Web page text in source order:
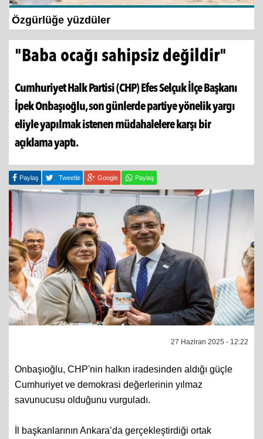
yüzdüler
"Baba ocağı sahipsiz değildir"
Cumhuriyet Halk Partisi (CHP) Efes Selçuk İlçe Başkanı
İpek Onbaşıoğlu, son günlerde partiye yönelik yargı
eliyle yapılmak istenen müdahalelere karşı bir
Paylaş Tweetle Google Paylaş
Onbaşıoğlu, CHP'nin halkın iradesinden aldığı güçle
Cumhuriyet ve demokrasi değerlerinin yılmaz